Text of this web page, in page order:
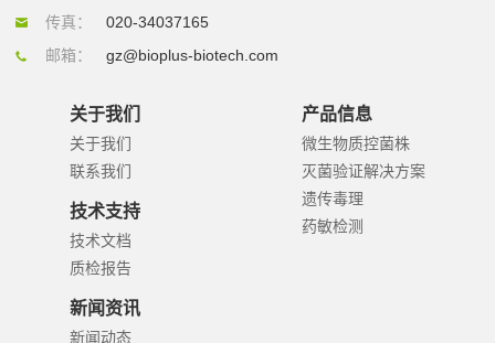
传真：
020-34037165
邮箱：
gz@bioplus-biotech.com
关于我们
关于我们
联系我们
技术支持
技术文档
质检报告
新闻资讯
新闻动态
产品信息
微生物质控菌株
灭菌验证解决方案
遗传毒理
药敏检测